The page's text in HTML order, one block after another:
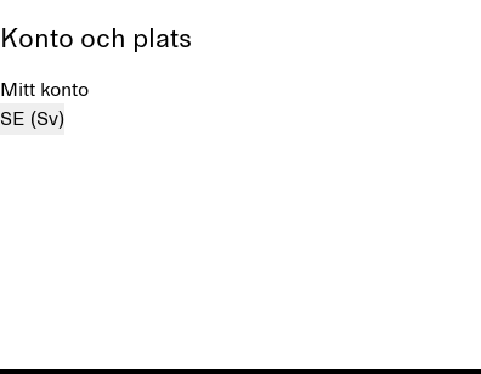
Konto och plats
Mitt konto
SE (Sv)